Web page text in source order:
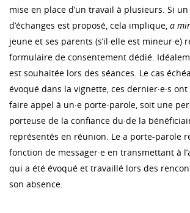
mise en place d’un travail à plusieurs. Si un
d’échanges est proposé, cela implique, a
jeune et ses parents (s’il·elle est mineur·e)
formulaire de consentement dédié.
est souhaitée lors des séances. Le cas
évoqué dans la vignette, ces dernier·e·s
faire appel à un·e porte-parole, soit une
porteuse de la confiance du·de la
représentés en réunion. Le·a porte-parole
fonction de messager·e en transmettant à
qui a été évoqué et travaillé lors des
son absence.